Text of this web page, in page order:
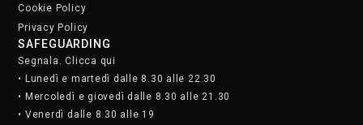
Cookie Policy
Privacy Policy
SAFEGUARDING
Segnala. Clicca qui
• Lunedì e martedì dalle 8.30 alle 22.30
• Mercoledì e giovedì dalle 8.30 alle 21.30
• Venerdì dalle 8.30 alle 19